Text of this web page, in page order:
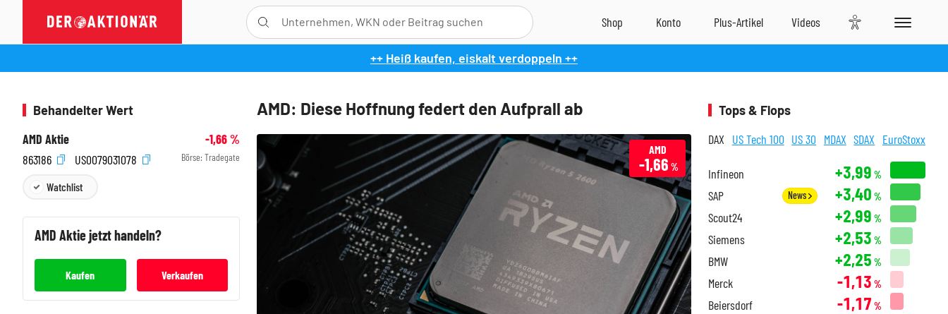
++ Heiß kaufen, eiskalt verdoppeln ++
AMD: Diese Hoffnung federt den Aufprall ab
AMD
-1,66 %
Behandelter Wert
AMD Aktie
-1,66%
863186
US0079031078 Börse: Tradegate
Watchlist
AMD Aktie jetzt handeln?
Kaufen Verkaufen
Tops & Flops
DAX US Tech 100 US 30 MDAX SDAX EuroStoxx
Infineon +3,99 %
SAP News +3,40 %
Scout24 +2,99 %
Siemens +2,53 %
BMW +2,25 %
Merck -1,13 %
Beiersdorf -1,17 %